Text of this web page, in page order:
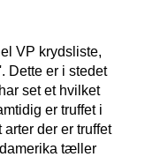
VP krydsliste,
Dette er i stedet
set et hvilket
er truffet i
der er truffet
tæller